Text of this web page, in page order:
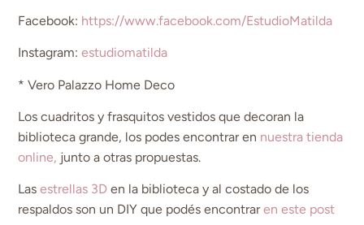
Facebook: https://www.facebook.com/EstudioMatilda
Instagram:estudiomatilda
* Vero Palazzo Home Deco
Los cuadritos y frasquitos vestidos que decoran la
biblioteca grande, los podes encontrar en nuestra tienda
online, junto a otras propuestas.
Lasestrellas 3D en la biblioteca y al costado de los
respaldos son un DIY que podés encontraren este post